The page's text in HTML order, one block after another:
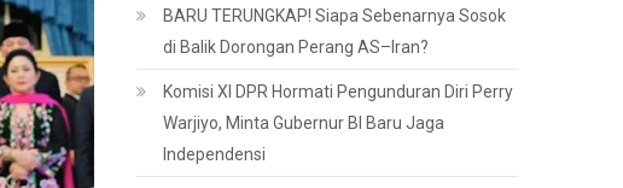
BARU TERUNGKAP! Siapa Sebenarnya Sosok
di Balik Dorongan Perang AS–Iran?
Komisi XI DPR Hormati Pengunduran Diri Perry
Warjiyo, Minta Gubernur BI Baru Jaga
Independensi